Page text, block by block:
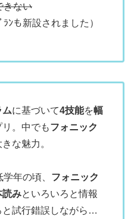
きない
ﾗﾝも新設されました）
ムに基づいて4技能を幅
。中でもフォニック
な魅力。
年の頃、 フォニック
読みといろいろと情報
試行錯誤しながら…